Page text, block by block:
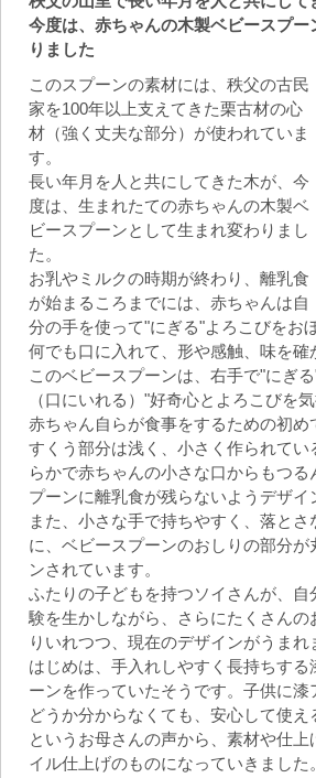
今度は、赤ちゃんの木製ベビースプー
りました
このスプーンの素材には、秩父の古民
家を100年以上支えてきた栗古材の心
材（強く丈夫な部分）が使われていま
す。
長い年月を人と共にしてきた木が、今
度は、生まれたての赤ちゃんの木製ベ
ビースプーンとして生まれ変わりまし
た。
お乳やミルクの時期が終わり、離乳食
が始まるころまでには、赤ちゃんは自
分の手を使って"にぎる"よろこびをお
何でも口に入れて、形や感触、味を確
このベビースプーンは、右手で"にぎ
（口にいれる）"好奇心とよろこびを
赤ちゃん自らが食事をするための初め
すくう部分は浅く、小さく作られてい
らかで赤ちゃんの小さな口からもつる
プーンに離乳食が残らないようデザイ
また、小さな手で持ちやすく、落と
に、ベビースプーンのおしりの部分が
ンされています。
ふたりの子どもを持つソイさんが、自
験を生かしながら、さらにたくさんの
りいれつつ、現在のデザインがうまれ
はじめは、手入れしやすく長持ちす
ーンを作っていたそうです。子供に
どうか分からなくても、安心して使え
というお母さんの声から、素材や仕上
イル仕上げのものになっていきました。